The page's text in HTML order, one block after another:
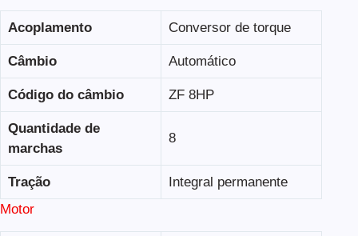
Acoplamento Conversor de torque
Câmbio Automático
Código do câmbio ZF 8HP
Quantidade de
marchas
8
Tração
Integral permanente
Motor